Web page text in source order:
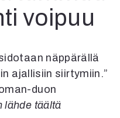
voipuu
näppärällä
ajallisiin siirtymiin.”
duon
lähde täältä